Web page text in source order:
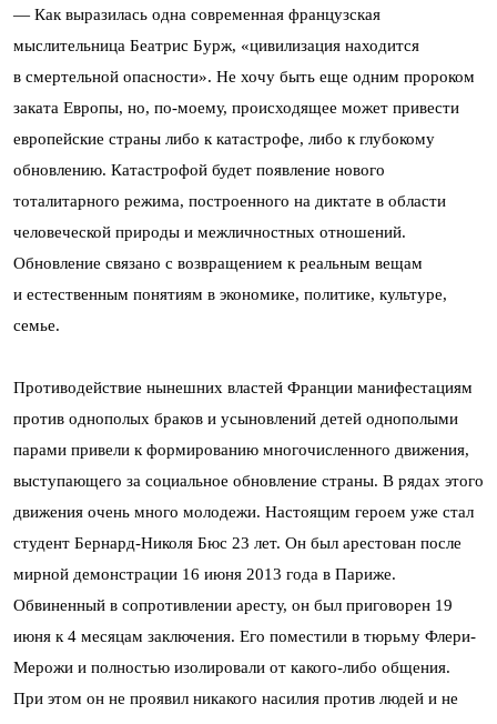
— Как выразилась одна современная французская
мыслительница Беатрис Бурж, «цивилизация находится
в смертельной опасности». Не хочу быть еще одним пророком
заката Европы, но, по-моему, происходящее может привести
европейские страны либо к катастрофе, либо к глубокому
обновлению. Катастрофой будет появление нового
тоталитарного режима, построенного на диктате в области
человеческой природы и межличностных отношений.
Обновление связано с возвращением к реальным вещам
и естественным понятиям в экономике, политике, культуре,
семье.
Противодействие нынешних властей Франции манифестациям
против однополых браков и усыновлений детей однополыми
парами привели к формированию многочисленного движения,
выступающего за социальное обновление страны. В рядах этого
движения очень много молодежи. Настоящим героем уже стал
студент Бернард-Николя Бюс 23 лет. Он был арестован после
мирной демонстрации 16 июня 2013 года в Париже.
Обвиненный в сопротивлении аресту, он был приговорен 19
июня к 4 месяцам заключения. Его поместили в тюрьму Флери-
Мерожи и полностью изолировали от какого-либо общения.
При этом он не проявил никакого насилия против людей и не